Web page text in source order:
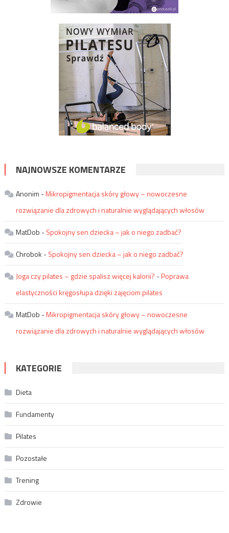
NAJNOWSZE KOMENTARZE
Anonim -Mikropigmentacja skóry głowy – nowoczesne
rozwiązanie dla zdrowych i naturalnie wyglądających włosów
MatDob -Spokojny sen dziecka – jak o niego zadbać?
Chrobok -Spokojny sen dziecka – jak o niego zadbać?
Joga czy pilates – gdzie spalisz więcej kalorii? -Poprawa
elastyczności kręgosłupa dzięki zajęciom pilates
MatDob -Mikropigmentacja skóry głowy – nowoczesne
rozwiązanie dla zdrowych i naturalnie wyglądających włosów
KATEGORIE
Dieta
Fundamenty
Pilates
Pozostałe
Trening
Zdrowie